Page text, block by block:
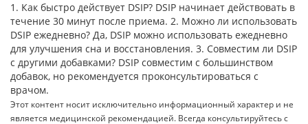
1. Как быстро действует DSIP? DSIP начинает действовать в
течение 30 минут после приема. 2. Можно ли использовать
DSIP ежедневно? Да, DSIP можно использовать ежедневно
для улучшения сна и восстановления. 3. Совместим ли DSIP
с другими добавками? DSIP совместим с большинством
добавок, но рекомендуется проконсультироваться с
врачом.
Этот контент носит исключительно информационный характер и не
является медицинской рекомендацией. Всегда консультируйтесь с